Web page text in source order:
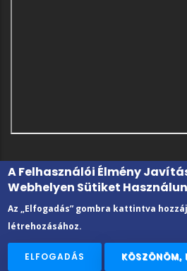
© 2022 Kecskeméti Vizsgaközpont
A Felhasználói Élmény
Webhelyen Sütiket
Az „Elfogadás” gombra kattintva
létrehozásához.
ELFOGADÁS KÖSZÖNÖM,